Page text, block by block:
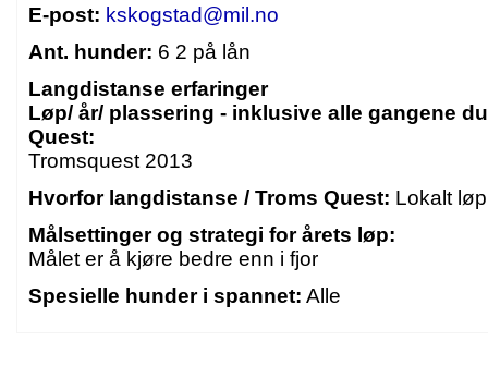
E-post: kskogstad@mil.no
Ant. hunder: 6 2 på lån
Langdistanse erfaringer
Løp/ år/ plassering - inklusive alle gangene
Quest:
Tromsquest 2013
Hvorfor langdistanse / Troms Quest: Lokalt
Målsettinger og strategi for årets løp:
Målet er å kjøre bedre enn i fjor
Spesielle hunder i spannet: Alle